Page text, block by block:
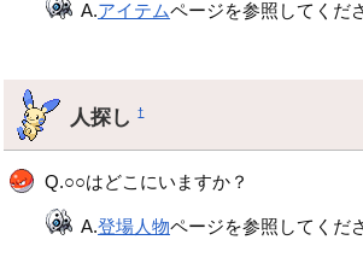
A.アイテムページを参照してくだ
人探し†
Q.○○はどこにいますか？
A.登場人物ページを参照してくだ